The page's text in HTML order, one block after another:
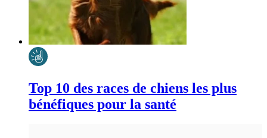
Top 10 des races de chiens les plus
bénéfiques pour la santé